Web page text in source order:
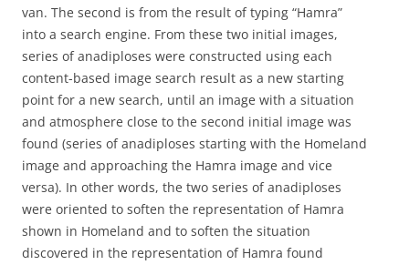
van. The second is from the result of typing “Hamra”
into a search engine. From these two initial images,
series of anadiploses were constructed using each
content-based image search result as a new starting
point for a new search, until an image with a situation
and atmosphere close to the second initial image was
found (series of anadiploses starting with the Homeland
image and approaching the Hamra image and vice
versa). In other words, the two series of anadiploses
were oriented to soften the representation of Hamra
shown in Homeland and to soften the situation
discovered in the representation of Hamra found